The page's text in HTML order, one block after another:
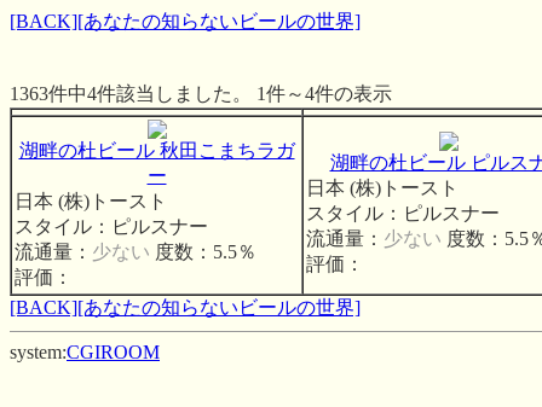
[BACK][あなたの知らないビールの世界]
1363件中4件該当しました。 1件～4件の表示
湖畔の杜ビール 秋田こまちラガ
ー
日本 (株)トースト
スタイル：ピルスナー
流通量： 少ない 度数：5.5％
評価：
湖畔の杜ビール ピルス
日本 (株)トースト
スタイル：ピルスナー
流通量： 少ない 度数：5.5
評価：
[BACK][あなたの知らないビールの世界]
system:CGIROOM